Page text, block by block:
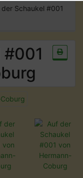
der Schaukel #001